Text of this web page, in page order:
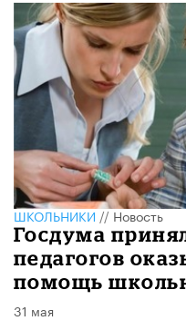
ШКОЛЬНИКИ//Новость
Госдума
педагогов
помощь
31 мая